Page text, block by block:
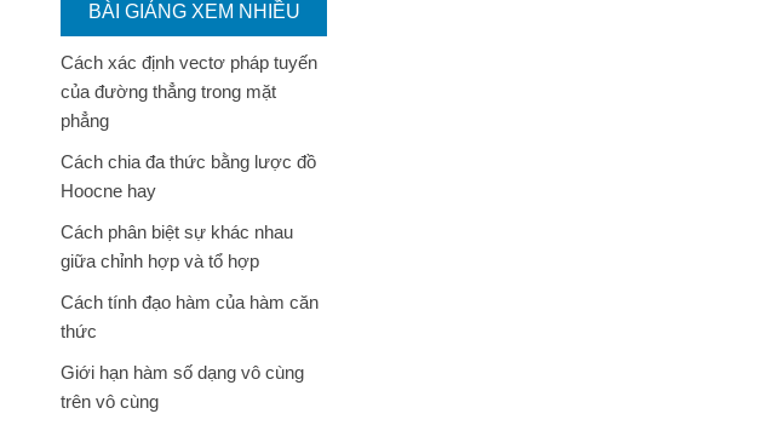
BÀI GIẢNG XEM NHIỀU
Cách xác định vectơ pháp tuyến
của đường thẳng trong mặt
phẳng
Cách chia đa thức bằng lược đồ
Hoocne hay
Cách phân biệt sự khác nhau
giữa chỉnh hợp và tổ hợp
Cách tính đạo hàm của hàm căn
thức
Giới hạn hàm số dạng vô cùng
trên vô cùng